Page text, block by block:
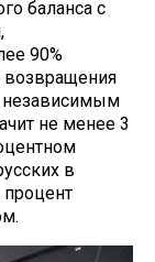
баланса с
90%
возвращения
независимым
не менее 3
в
процент